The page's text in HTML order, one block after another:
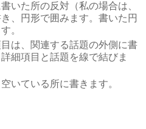
いた所の反対（私の場合は、
、円形で囲みます。書いた円
。
は、関連する話題の外側に書
細項目と話題を線で結びま
いている所に書きます。